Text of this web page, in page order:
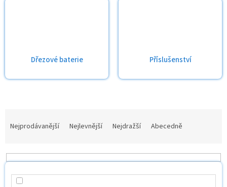
Dřezové baterie Příslušenství
n
Nejprodávanější Nejlevnější Nejdražší Abecedně